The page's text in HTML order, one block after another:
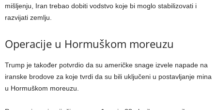
mišljenju, Iran trebao dobiti vodstvo koje bi moglo stabilizovati i
razvijati zemlju.
Operacije u Hormuškom moreuzu
Trump je također potvrdio da su američke snage izvele napade na
iranske brodove za koje tvrdi da su bili uključeni u postavljanje mina
u Hormuškom moreuzu.